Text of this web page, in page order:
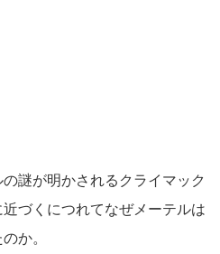
謎が明かされるクライマック
づくにつれてなぜメーテルは
か。